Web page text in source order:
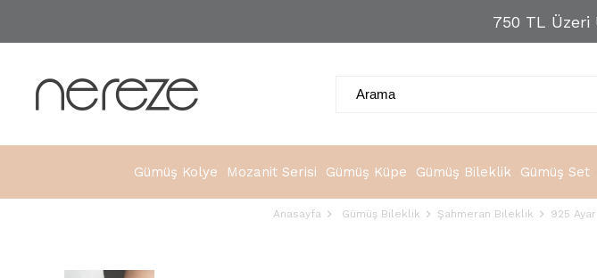
750 TL Üzeri
Gümüş Kolye Mozanit Serisi Gümüş Küpe Gümüş Bileklik Gümüş Set
Anasayfa Gümüş Bileklik Şahmeran Bileklik 925